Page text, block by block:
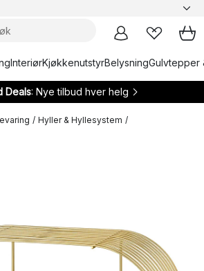
InteriørKjøkkenutstyrBelysningGulvtepper
Deals: Nye tilbud hver helg
/ Hyller & Hyllesystem /